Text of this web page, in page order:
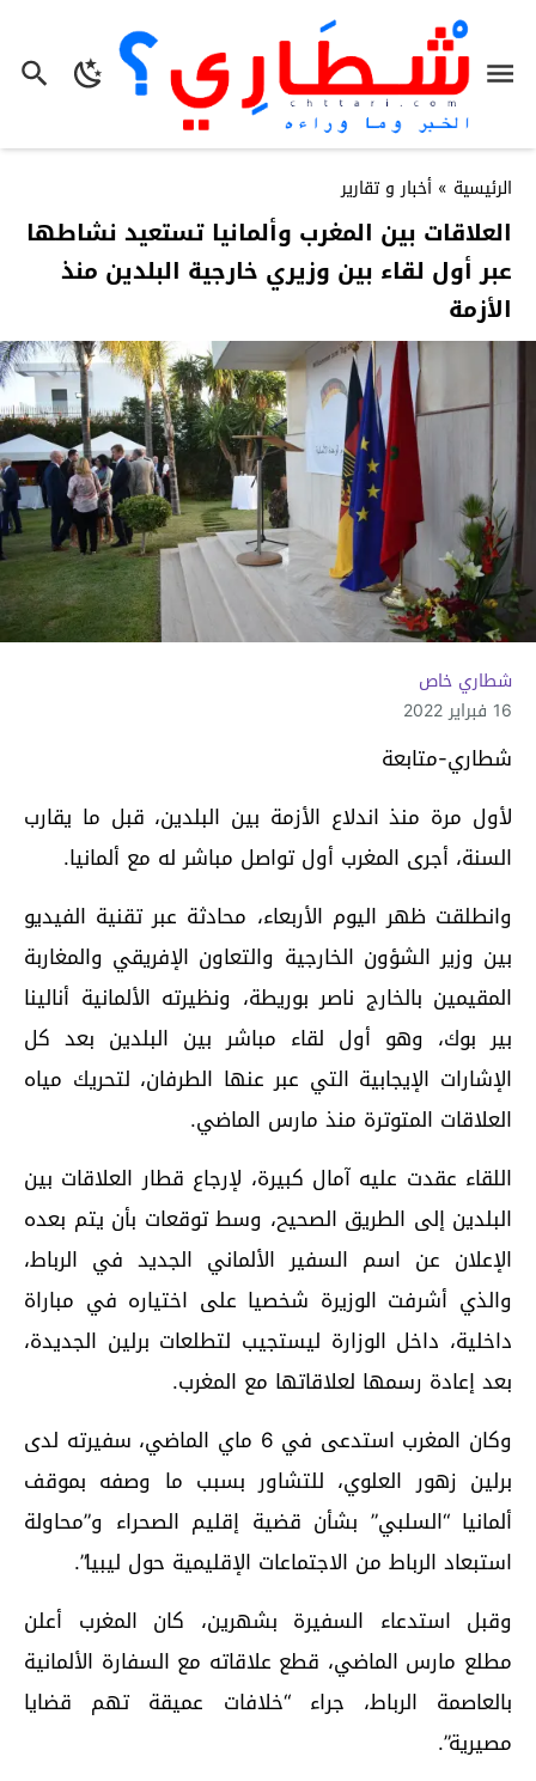
الرئيسية » أخبار و تقارير
العلاقات بين المغرب وألمانيا تستعيد نشاطها
عبر أول لقاء بين وزيري خارجية البلدين منذ
الأزمة
شطاري خاص
16 فبراير 2022
شطاري-متابعة
لأول مرة منذ اندلاع الأزمة بين البلدين، قبل ما يقارب
السنة، أجرى المغرب أول تواصل مباشر له مع ألمانيا.
وانطلقت ظهر اليوم الأربعاء، محادثة عبر تقنية الفيديو
بين وزير الشؤون الخارجية والتعاون الإفريقي والمغاربة
المقيمين بالخارج ناصر بوريطة، ونظيرته الألمانية أنالينا
بير بوك، وهو أول لقاء مباشر بين البلدين بعد كل
الإشارات الإيجابية التي عبر عنها الطرفان، لتحريك مياه
العلاقات المتوترة منذ مارس الماضي.
اللقاء عقدت عليه آمال كبيرة، لإرجاع قطار العلاقات بين
البلدين إلى الطريق الصحيح، وسط توقعات بأن يتم بعده
الإعلان عن اسم السفير الألماني الجديد في الرباط،
والذي أشرفت الوزيرة شخصيا على اختياره في مباراة
داخلية، داخل الوزارة ليستجيب لتطلعات برلين الجديدة،
بعد إعادة رسمها لعلاقاتها مع المغرب.
وكان المغرب استدعى في 6 ماي الماضي، سفيرته لدى
برلين زهور العلوي، للتشاور بسبب ما وصفه بموقف
ألمانيا “السلبي” بشأن قضية إقليم الصحراء و”محاولة
استبعاد الرباط من الاجتماعات الإقليمية حول ليبيا”.
وقبل استدعاء السفيرة بشهرين، كان المغرب أعلن
مطلع مارس الماضي، قطع علاقاته مع السفارة الألمانية
بالعاصمة الرباط، جراء “خلافات عميقة تهم قضايا
مصيرية”.